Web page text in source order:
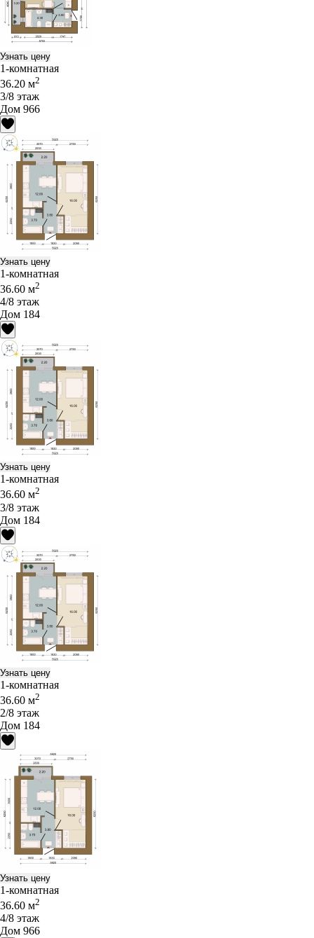
Узнать цену
1-комнатная
36.20 м2
3/8 этаж
Дом 966
Узнать цену
1-комнатная
36.60 м2
4/8 этаж
Дом 184
Узнать цену
1-комнатная
36.60 м2
3/8 этаж
Дом 184
Узнать цену
1-комнатная
36.60 м2
2/8 этаж
Дом 184
Узнать цену
1-комнатная
36.60 м2
4/8 этаж
Дом 966